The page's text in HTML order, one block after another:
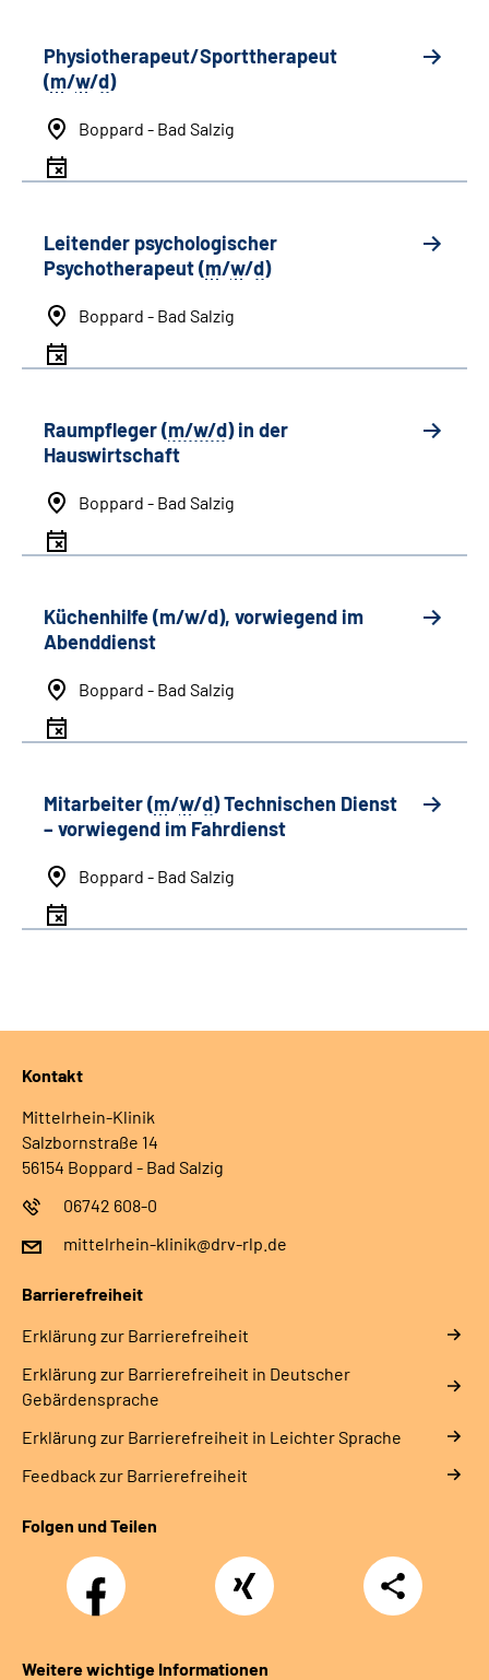
Physiotherapeut/Sporttherapeut
(m/w/d)
Boppard - Bad Salzig
Leitender psychologischer
Psychotherapeut (m/w/d)
Boppard - Bad Salzig
Raumpfleger (m/w/d) in der
Hauswirtschaft
Boppard - Bad Salzig
Küchenhilfe (m/w/d), vorwiegend im
Abenddienst
Boppard - Bad Salzig
Mitarbeiter (m/w/d) Technischen Dienst
– vorwiegend im Fahrdienst
Boppard - Bad Salzig
Kontakt
Mittelrhein-Klinik
Salzbornstraße 14
56154 Boppard - Bad Salzig
06742 608-0
mittelrhein-klinik@drv-rlp.de
Barrierefreiheit
Erklärung zur Barrierefreiheit
Erklärung zur Barrierefreiheit in Deutscher
Gebärdensprache
Erklärung zur Barrierefreiheit in Leichter Sprache
Feedback zur Barrierefreiheit
Folgen und Teilen
Facebook Xing
Teilen
Weitere wichtige Informationen